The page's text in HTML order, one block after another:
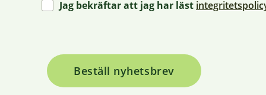
Jag bekräftar att jag har läst
Beställ nyhetsbrev